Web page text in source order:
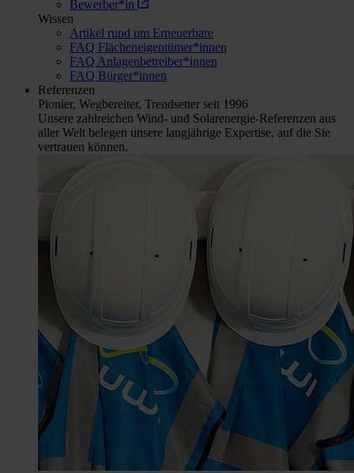
Bewerber*in
Wissen
Artikel rund um Erneuerbare
FAQ Flächeneigentümer*innen
FAQ Anlagenbetreiber*innen
FAQ Bürger*innen
Referenzen
Pionier, Wegbereiter, Trendsetter seit 1996
Unsere zahlreichen Wind- und Solarenergie-Referenzen aus
aller Welt belegen unsere langjährige Expertise, auf die Sie
vertrauen können.